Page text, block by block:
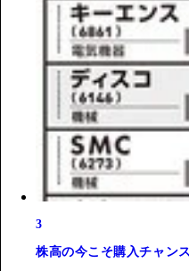
3
株高の今こそ購入チャン